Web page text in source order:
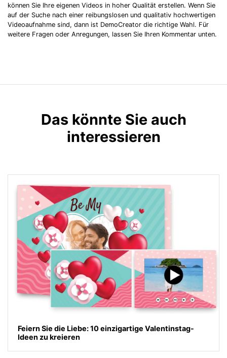
können Sie Ihre eigenen Videos in hoher Qualität erstellen. Wenn Sie
auf der Suche nach einer reibungslosen und qualitativ hochwertigen
Videoaufnahme sind, dann ist DemoCreator die richtige Wahl. Für
weitere Fragen oder Anregungen, lassen Sie Ihren Kommentar unten.
Das könnte Sie auch
interessieren
Feiern Sie die Liebe: 10 einzigartige Valentinstag-
Ideen zu kreieren